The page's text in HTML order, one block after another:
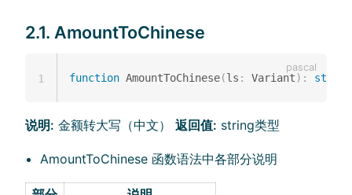
2.1. AmountToChinese
function AmountToChinese(ls : Variant) : string
1
说明: 金额转大写（中文） 返回值: string类型
AmountToChinese 函数语法中各部分说明